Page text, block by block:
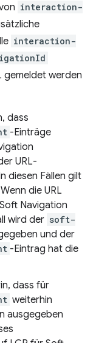
interaction-
interaction-
gemeldet werden
dass
-Einträge
URL-
diesen Fällen gilt
die URL
Navigation
wird der soft-
und der
-Eintrag hat die
dass für
weiterhin
ausgegeben